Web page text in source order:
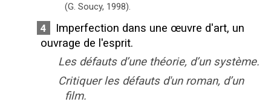
(G. Soucy, 1998).
4
Imperfection dans une œuvre d'art, un
ouvrage de l'esprit.
Les défauts d’une théorie, d’un système.
Critiquer les défauts d'un roman, d’un
film.